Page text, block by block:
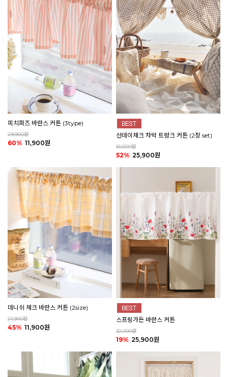
피치퍼즈 바란스 커튼 (3type)
29,900원
60% 11,900원
선데이체크 차박 트렁크 커튼 (2장 set)
55,000원
52% 25,900원
데니쉬 체크 바란스 커튼 (2size)
21,900원
45% 11,900원
스프링가든 바란스 커튼
32,000원
19% 25,900원